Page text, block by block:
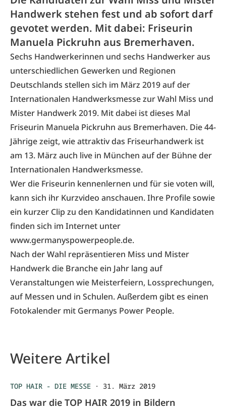
Handwerk stehen fest und ab sofort darf
gevotet werden. Mit dabei: Friseurin
Manuela Pickruhn aus Bremerhaven.
Sechs Handwerkerinnen und sechs Handwerker aus
unterschiedlichen Gewerken und Regionen
Deutschlands stellen sich im März 2019 auf der
Internationalen Handwerksmesse zur Wahl Miss und
Mister Handwerk 2019. Mit dabei ist dieses Mal
Friseurin Manuela Pickruhn aus Bremerhaven. Die 44-
Jährige zeigt, wie attraktiv das Friseurhandwerk ist
am 13. März auch live in München auf der Bühne der
Internationalen Handwerksmesse.
Wer die Friseurin kennenlernen und für sie voten will,
kann sich ihr Kurzvideo anschauen. Ihre Profile sowie
ein kurzer Clip zu den Kandidatinnen und Kandidaten
finden sich im Internet unter
www.germanyspowerpeople.de.
Nach der Wahl repräsentieren Miss und Mister
Handwerk die Branche ein Jahr lang auf
Veranstaltungen wie Meisterfeiern, Lossprechungen,
auf Messen und in Schulen. Außerdem gibt es einen
Fotokalender mit Germanys Power People.
Weitere Artikel
TOP HAIR - DIE MESSE · 31. März 2019
Das war die TOP HAIR 2019 in Bildern